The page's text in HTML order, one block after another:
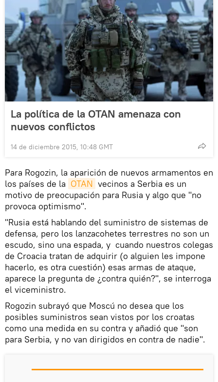
La política de la OTAN amenaza con
nuevos conflictos
14 de diciembre 2015, 10:48 GMT
Para Rogozin, la aparición de nuevos armamentos en
los países de la OTAN vecinos a Serbia es un
motivo de preocupación para Rusia y algo que "no
provoca optimismo".
"Rusia está hablando del suministro de sistemas de
defensa, pero los lanzacohetes terrestres no son un
escudo, sino una espada, y cuando nuestros colegas
de Croacia tratan de adquirir (o alguien les impone
hacerlo, es otra cuestión) esas armas de ataque,
aparece la pregunta de ¿contra quién?", se interroga
el viceministro.
Rogozin subrayó que Moscú no desea que los
posibles suministros sean vistos por los croatas
como una medida en su contra y añadió que "son
para Serbia, y no van dirigidos en contra de nadie".